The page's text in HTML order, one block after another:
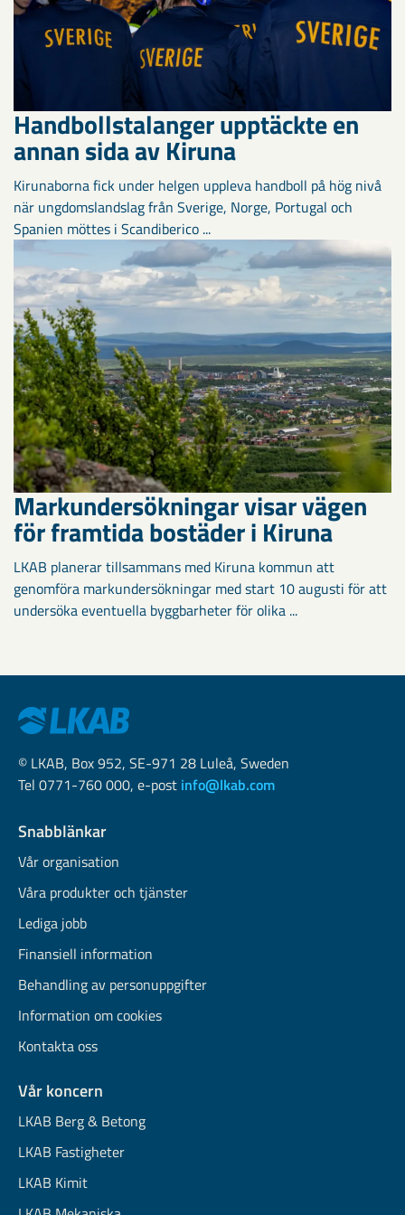
Handbollstalanger upptäckte en
annan sida av Kiruna
Kirunaborna fick under helgen uppleva handboll på hög nivå
när ungdomslandslag från Sverige, Norge, Portugal och
Spanien möttes i Scandiberico ...
Markundersökningar visar vägen
för framtida bostäder i Kiruna
LKAB planerar tillsammans med Kiruna kommun att
genomföra markundersökningar med start 10 augusti för att
undersöka eventuella byggbarheter för olika ...
© LKAB, Box 952, SE-971 28 Luleå, Sweden
Tel 0771-760 000, e-post info@lkab.com
Snabblänkar
Vår organisation
Våra produkter och tjänster
Lediga jobb
Finansiell information
Behandling av personuppgifter
Information om cookies
Kontakta oss
Vår koncern
LKAB Berg & Betong
LKAB Fastigheter
LKAB Kimit